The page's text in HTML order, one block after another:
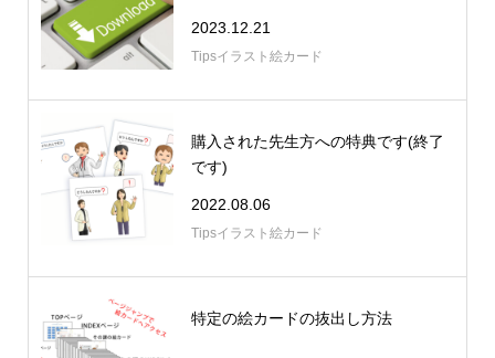
2023.12.21
Tipsイラスト絵カード
購入された先生方への特典です(終了
です)
2022.08.06
Tipsイラスト絵カード
特定の絵カードの抜出し方法